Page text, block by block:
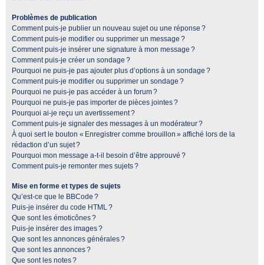
Problèmes de publication
Comment puis-je publier un nouveau sujet ou une réponse ?
Comment puis-je modifier ou supprimer un message ?
Comment puis-je insérer une signature à mon message ?
Comment puis-je créer un sondage ?
Pourquoi ne puis-je pas ajouter plus d’options à un sondage ?
Comment puis-je modifier ou supprimer un sondage ?
Pourquoi ne puis-je pas accéder à un forum ?
Pourquoi ne puis-je pas importer de pièces jointes ?
Pourquoi ai-je reçu un avertissement ?
Comment puis-je signaler des messages à un modérateur ?
À quoi sert le bouton « Enregistrer comme brouillon » affiché lors de la
rédaction d’un sujet ?
Pourquoi mon message a-t-il besoin d’être approuvé ?
Comment puis-je remonter mes sujets ?
Mise en forme et types de sujets
Qu’est-ce que le BBCode ?
Puis-je insérer du code HTML ?
Que sont les émoticônes ?
Puis-je insérer des images ?
Que sont les annonces générales ?
Que sont les annonces ?
Que sont les notes ?